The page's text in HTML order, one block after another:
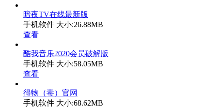
暗夜TV在线最新版
手机软件 大小:26.88MB
查看
酷我音乐2020会员破解版
手机软件 大小:58.05MB
查看
得物（毒）官网
手机软件 大小:68.62MB